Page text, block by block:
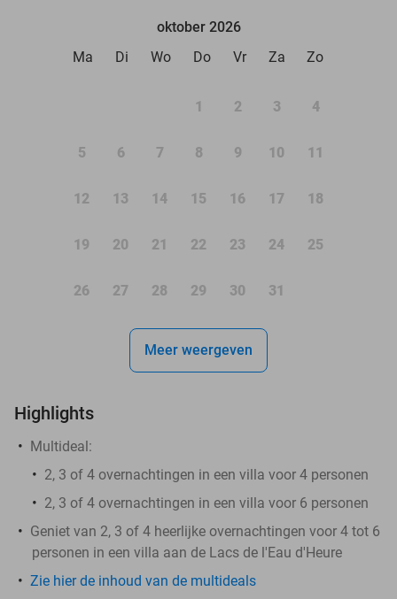
oktober 2026
Ma
Di Wo Do Vr Za Zo
1 2 3 4
5 6 7 8 9 10 11
12 13 14 15 16 17 18
19 20 21 22 23 24 25
26 27 28 29 30 31
Meer weergeven
Highlights
Multideal:
​2, 3 of 4 overnachtingen in een villa voor 4 personen
2, 3 of 4 overnachtingen in een villa voor 6 personen
Geniet van 2, 3 of 4 heerlijke overnachtingen voor 4 tot 6
personen in een villa aan de Lacs de l'Eau d'Heure
Zie hier de inhoud van de multideals